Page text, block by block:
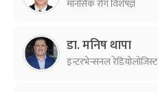
मानसिक रोग विशेषज्ञ
डा. मनिष थापा
इन्टरभेन्सनल रेडियोलोजिस्ट